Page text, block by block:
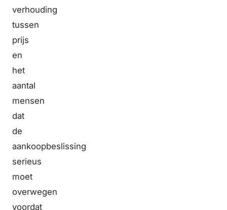
verhouding
tussen
prijs
en
het
aantal
mensen
dat
de
aankoopbeslissing
serieus
moet
overwegen
voordat